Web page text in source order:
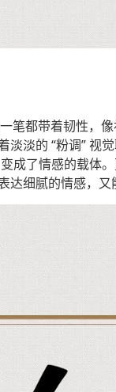
笔都带着韧性
淡的 “粉调”
成了情感的载
细腻的情感，又